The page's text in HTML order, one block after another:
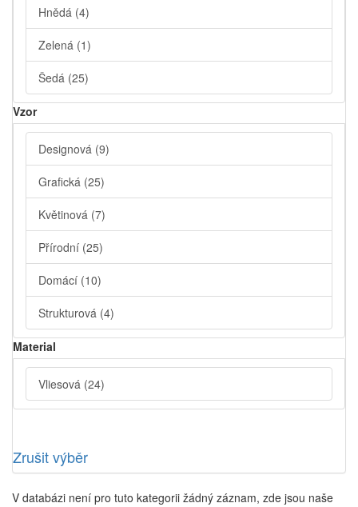
Hnědá (4)
Zelená (1)
Šedá (25)
Vzor
Designová (9)
Grafická (25)
Květinová (7)
Přírodní (25)
Domácí (10)
Strukturová (4)
Material
Vliesová (24)
Zrušit výběr
V databázi není pro tuto kategorii žádný záznam, zde jsou naše